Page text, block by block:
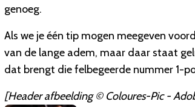
genoeg.
Als we je één tip mogen meegeven
van de lange adem, maar daar staat
dat brengt die felbegeerde nummer 1-
[Header afbeelding © Coloures-Pic -